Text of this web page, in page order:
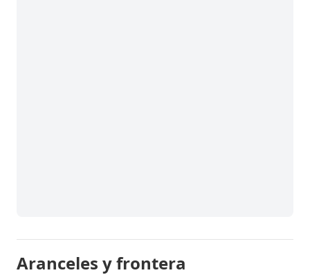
Aranceles y frontera